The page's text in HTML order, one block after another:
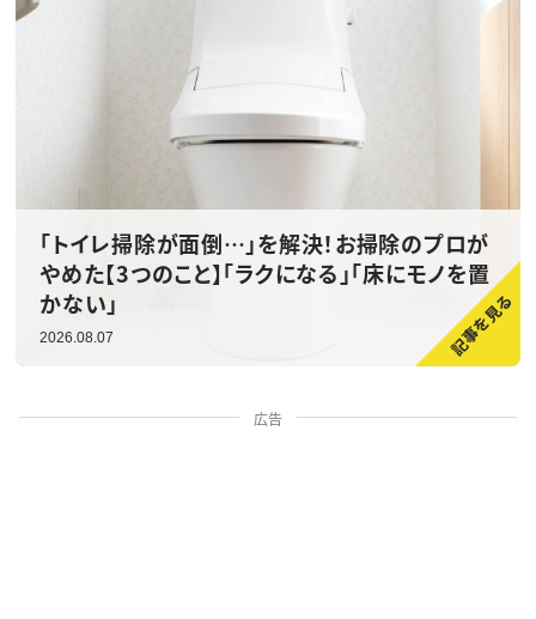
「トイレ掃除が面倒…」を解決！お掃除のプロが
やめた【3つのこと】「ラクになる」「床にモノを置
かない」
2026.08.07
広告